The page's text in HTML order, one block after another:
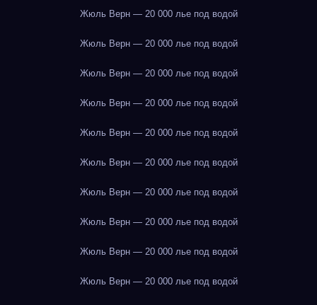
Жюль Верн — 20 000 лье под водой
Жюль Верн — 20 000 лье под водой
Жюль Верн — 20 000 лье под водой
Жюль Верн — 20 000 лье под водой
Жюль Верн — 20 000 лье под водой
Жюль Верн — 20 000 лье под водой
Жюль Верн — 20 000 лье под водой
Жюль Верн — 20 000 лье под водой
Жюль Верн — 20 000 лье под водой
Жюль Верн — 20 000 лье под водой